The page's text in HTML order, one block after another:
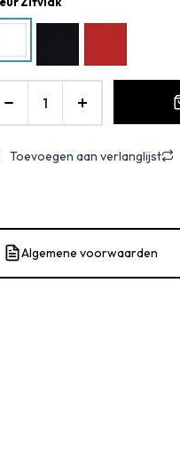
Toevoegen aan verlanglijst
Algemene voorwaarden